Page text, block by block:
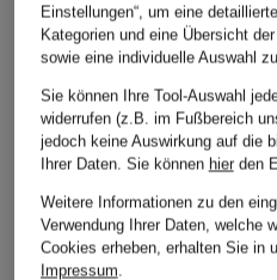
lilienfels
Blusenshirt aus
Leinen mit 3/4-Arm
CHF 109
Marc
Hemdbluse
CHF
Einstellungen“, um eine
Kategorien und eine Übersicht
sowie eine individuelle Auswahl
Sie können Ihre Tool-Auswahl
widerrufen (z.B. im Fußbereich
jedoch keine Auswirkung auf die
Ihrer Daten. Sie können hierden
Weitere Informationen zu den
Verwendung Ihrer Daten, welche
Cookies erheben, erhalten Sie in
Impressum.